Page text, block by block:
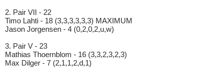
2. Pair VII - 22
Timo Lahti - 18 (3,3,3,3,3,3) MAXIMUM
Jason Jorgensen - 4 (0,2,0,2,u,w)
3. Pair V - 23
Mathias Thoernblom - 16 (3,3,2,3,2,3)
Max Dilger - 7 (2,1,1,2,d,1)